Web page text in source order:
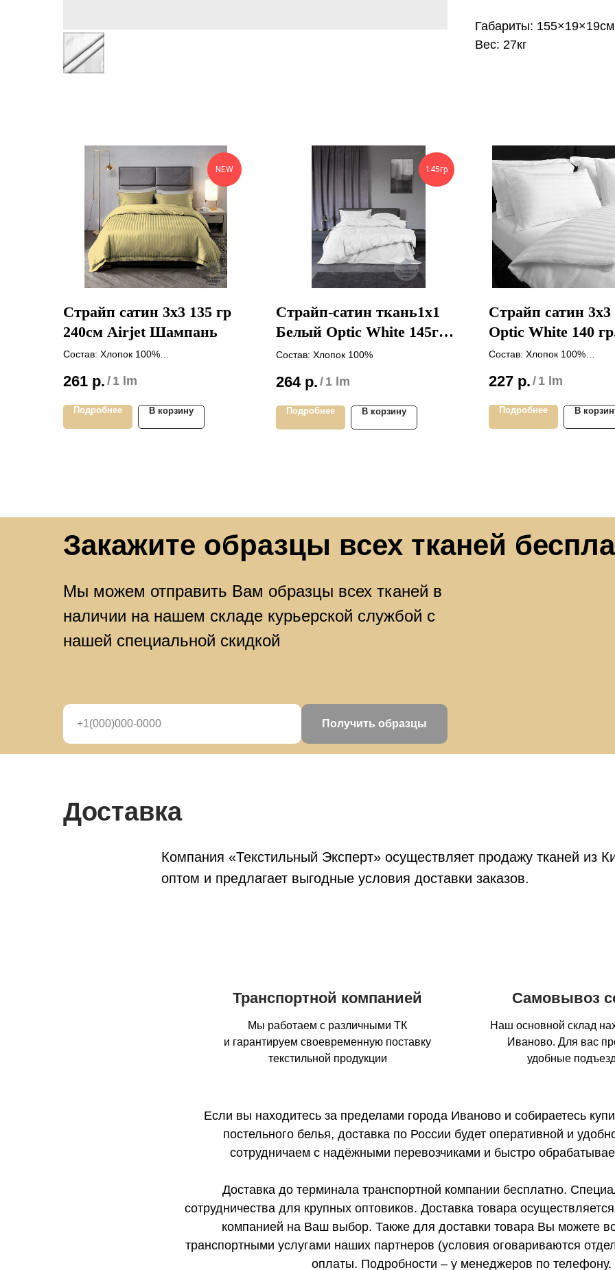
Габариты: 155×19×19см
Вес: 27кг
NEW
Страйп сатин 3х3 135 гр
240см Airjet Шампань
Состав: Хлопок 100%
Намотка: 70 метров
261 р. / 1 lm
Подробнее В корзину
145гр
Страйп-сатин ткань1х1
Белый Optic White 145гр.
240см Airjet Китай
Состав: Хлопок 100%
Намотка: 60 метров
264 р. / 1 lm
Подробнее В корзину
Страйп сатин
Optic White 140
Airjet Китай
Состав: Хлопок 100%
Намотка: 60 метров
227 р. / 1 lm
Подробнее В
Закажите образцы всех тканей
Мы можем отправить Вам образцы всех тканей в
наличии на нашем складе курьерской службой с
нашей специальной скидкой
Получить образцы
Доставка
Если вы находитесь за пределами города Иваново и собираетесь
постельного белья, доставка по России будет оперативной и
сотрудничаем с надёжными перевозчиками и быстро
Доставка до терминала транспортной компании бесплатно.
сотрудничества для крупных оптовиков. Доставка товара
компанией на Ваш выбор. Также для доставки товара Вы можете
транспортными услугами наших партнеров (условия оговариваются
оплаты. Подробности – у менеджеров по телефону.
Наш основной склад
Иваново. Для вас
удобные
Мы работаем с различными ТК
и гарантируем своевременную поставку
текстильной продукции
Транспортной компанией Самовывоз
Компания «Текстильный Эксперт» осуществляет продажу тканей из
оптом и предлагает выгодные условия доставки заказов.